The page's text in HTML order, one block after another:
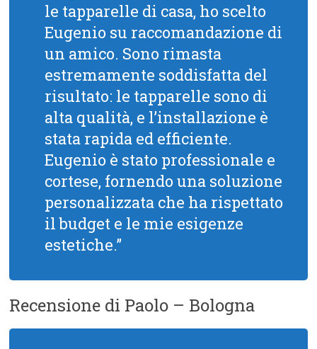
le tapparelle di casa, ho scelto
Eugenio su raccomandazione di
un amico. Sono rimasta
estremamente soddisfatta del
risultato: le tapparelle sono di
alta qualità, e l’installazione è
stata rapida ed efficiente.
Eugenio è stato professionale e
cortese, fornendo una soluzione
personalizzata che ha rispettato
il budget e le mie esigenze
estetiche.”
Recensione di Paolo – Bologna